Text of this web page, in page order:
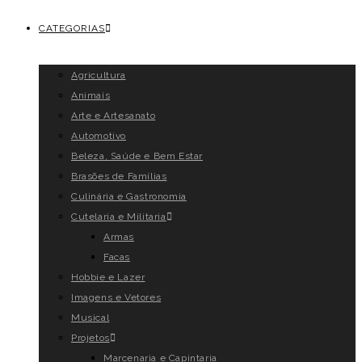
CATEGORIAS
Agricultura
Animais
Arte e Artesanato
Automotivo
Beleza, Saúde e Bem Estar
Brasões de Famílias
Culinária e Gastronomia
Cutelaria e Militaria
Armas
Facas
Hobbie e Lazer
Imagens e Vetores
Musical
Projetos
Marcenaria e Capintaria